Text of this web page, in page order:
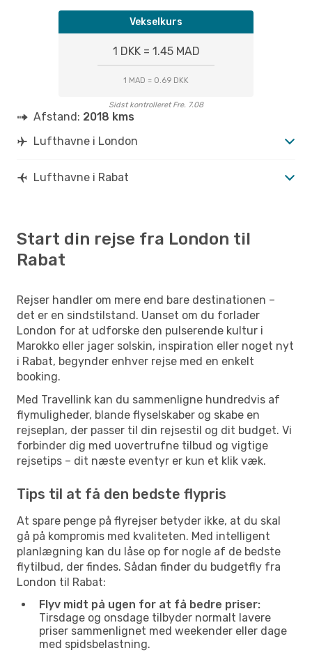
Vekselkurs
1 DKK = 1.45 MAD
1 MAD = 0.69 DKK
Sidst kontrolleret Fre. 7.08
Afstand: 2018 kms
Lufthavne i London
Lufthavne i Rabat
Start din rejse fra London til
Rabat
Rejser handler om mere end bare destinationen –
det er en sindstilstand. Uanset om du forlader
London for at udforske den pulserende kultur i
Marokko eller jager solskin, inspiration eller noget nyt
i Rabat, begynder enhver rejse med en enkelt
booking.
Med Travellink kan du sammenligne hundredvis af
flymuligheder, blande flyselskaber og skabe en
rejseplan, der passer til din rejsestil og dit budget. Vi
forbinder dig med uovertrufne tilbud og vigtige
rejsetips – dit næste eventyr er kun et klik væk.
Tips til at få den bedste flypris
At spare penge på flyrejser betyder ikke, at du skal
gå på kompromis med kvaliteten. Med intelligent
planlægning kan du låse op for nogle af de bedste
flytilbud, der findes. Sådan finder du budgetfly fra
London til Rabat:
Flyv midt på ugen for at få bedre priser:
Tirsdage og onsdage tilbyder normalt lavere
priser sammenlignet med weekender eller dage
med spidsbelastning.